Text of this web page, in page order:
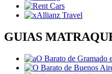
GUIAS